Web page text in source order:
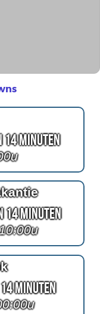
14 Minuten
14 Minuten
Minuten